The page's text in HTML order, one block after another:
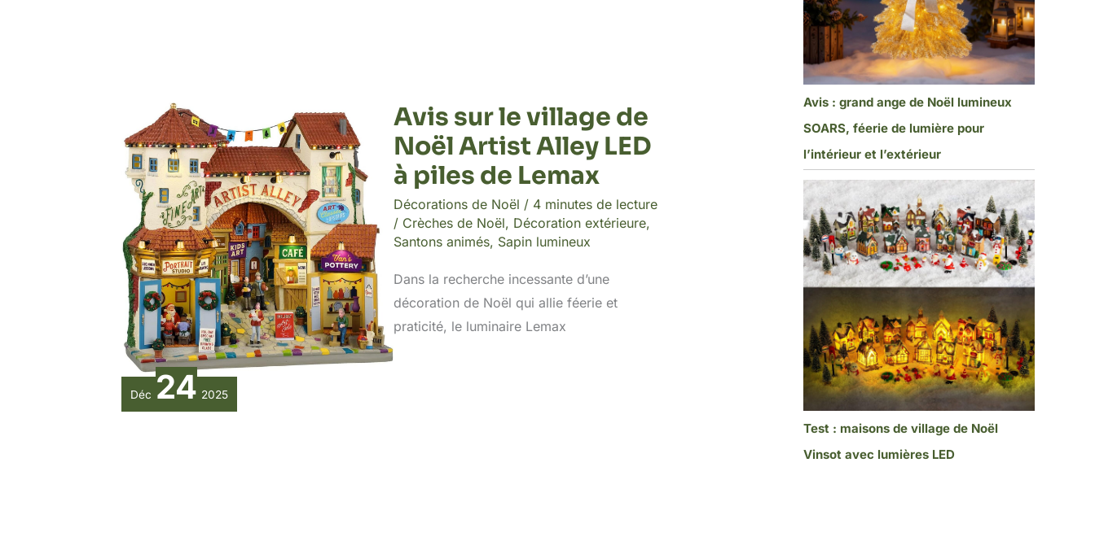
Déc 24 2025
Avis sur le village de
Noël Artist Alley LED
à piles de Lemax
Décorations de Noël / 4 minutes de lecture
/ Crèches de Noël, Décoration extérieure,
Santons animés, Sapin lumineux
Dans la recherche incessante d’une
décoration de Noël qui allie féerie et
praticité, le luminaire Lemax
Avis : grand ange de Noël lumineux
SOARS, féerie de lumière pour
l’intérieur et l’extérieur
Test : maisons de village de Noël
Vinsot avec lumières LED